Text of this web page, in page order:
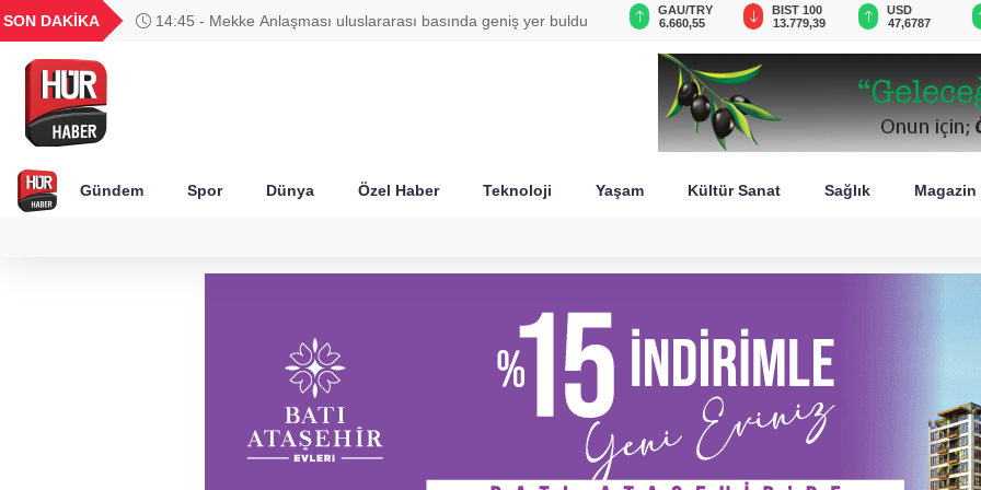
SON DAKİKA
14:45 - Adana'da içme suyu tünel hattında göçük: 1 ölü, 1
UYU
1,1849
18,2677
16,3788
27,9743
0,0018
GAU/TRY
6.660,55
BIST 100
13.779,39
USD
47,6787
Gündem Spor Dünya Özel Haber Teknoloji Yaşam Kültür Sanat Sağlık Magazin